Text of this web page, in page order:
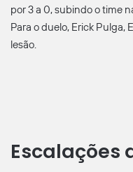
por 3 a 0, subindo o time
Para o duelo, Erick Pulga,
lesão.
Escalações